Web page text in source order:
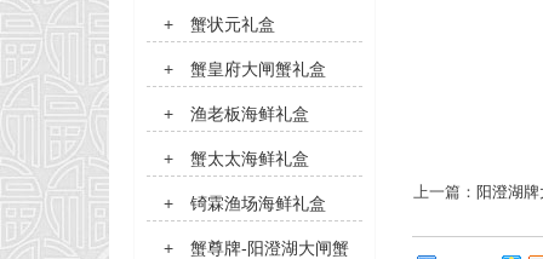
上一篇： 阳澄湖
+ 蟹状元礼盒
+ 蟹皇府大闸蟹礼盒
+ 渔老板海鲜礼盒
+ 蟹太太海鲜礼盒
+ 锜霖渔场海鲜礼盒
+ 蟹尊牌-阳澄湖大闸蟹